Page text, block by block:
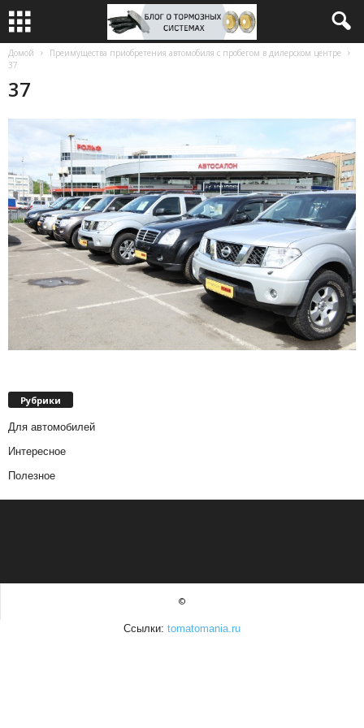
Домой
Преимущества приобретения автомобиля с пробегом в дилерском центре
37
37
Рубрики
Для автомобилей
Интересное
Полезное
©
Ссылки: tomatomania.ru